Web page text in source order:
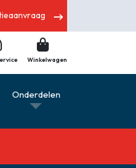
Winkelwagen
Onderdelen